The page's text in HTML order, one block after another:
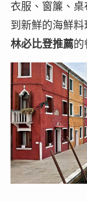
衣服、窗簾、
到新鮮的海鮮
林必比登推薦的